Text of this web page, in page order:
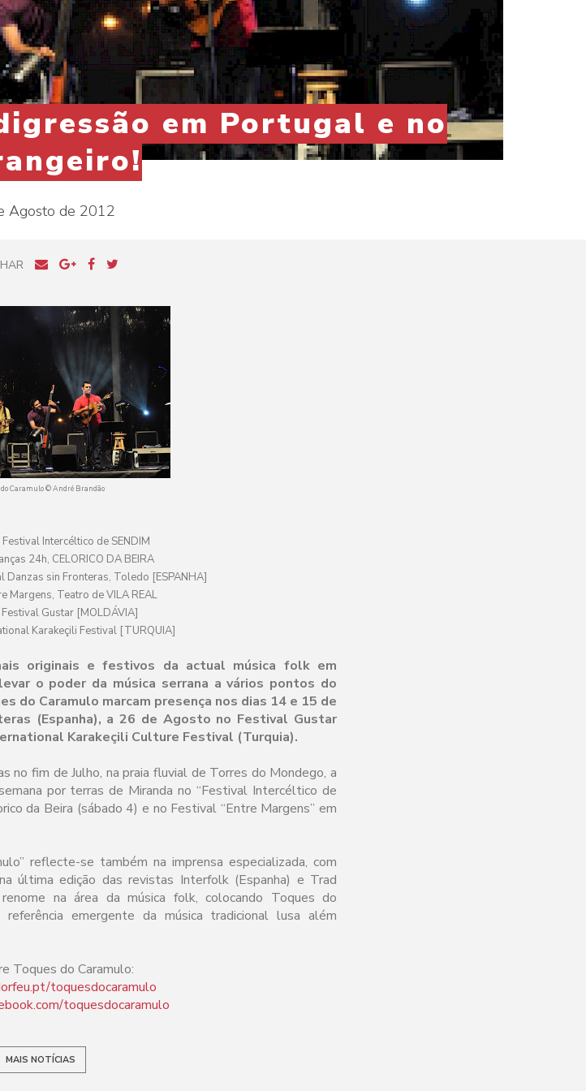
em Portugal e no
Agosto de 2012
do Caramulo © André Brandão
Intercéltico de SENDIM
24h, CELORICO DA BEIRA
Danzas sin Fronteras, Toledo [ESPANHA]
Margens, Teatro de VILA REAL
Gustar [MOLDÁVIA]
Karakeçili Festival [TURQUIA]
originais e festivos da actual música folk em
o poder da música serrana a vários pontos do
do Caramulo marcam presença nos dias 14 e 15 de
(Espanha), a 26 de Agosto no Festival Gustar
Karakeçili Culture Festival (Turquia).
no fim de Julho, na praia fluvial de Torres do Mondego, a
por terras de Miranda no “Festival Intercéltico de
da Beira (sábado 4) e no Festival “Entre Margens” em
reflecte-se também na imprensa especializada, com
última edição das revistas Interfolk (Espanha) e Trad
na área da música folk, colocando Toques do
referência emergente da música tradicional lusa além
Toques do Caramulo:
toquesdocaramulo
toquesdocaramulo
MAIS NOTÍCIAS